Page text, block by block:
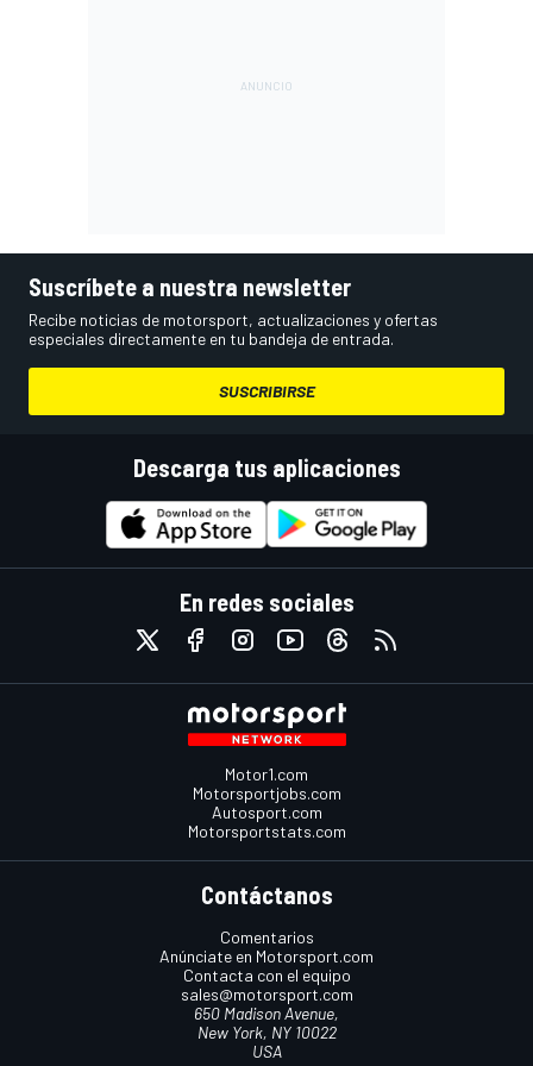
Suscríbete a nuestra newsletter
Recibe noticias de motorsport, actualizaciones y ofertas
especiales directamente en tu bandeja de entrada.
SUSCRIBIRSE
Descarga tus aplicaciones
En redes sociales
Motor1.com
Motorsportjobs.com
Autosport.com
Motorsportstats.com
Contáctanos
Comentarios
Anúnciate en Motorsport.com
Contacta con el equipo
sales@motorsport.com
650 Madison Avenue,
New York, NY 10022
USA